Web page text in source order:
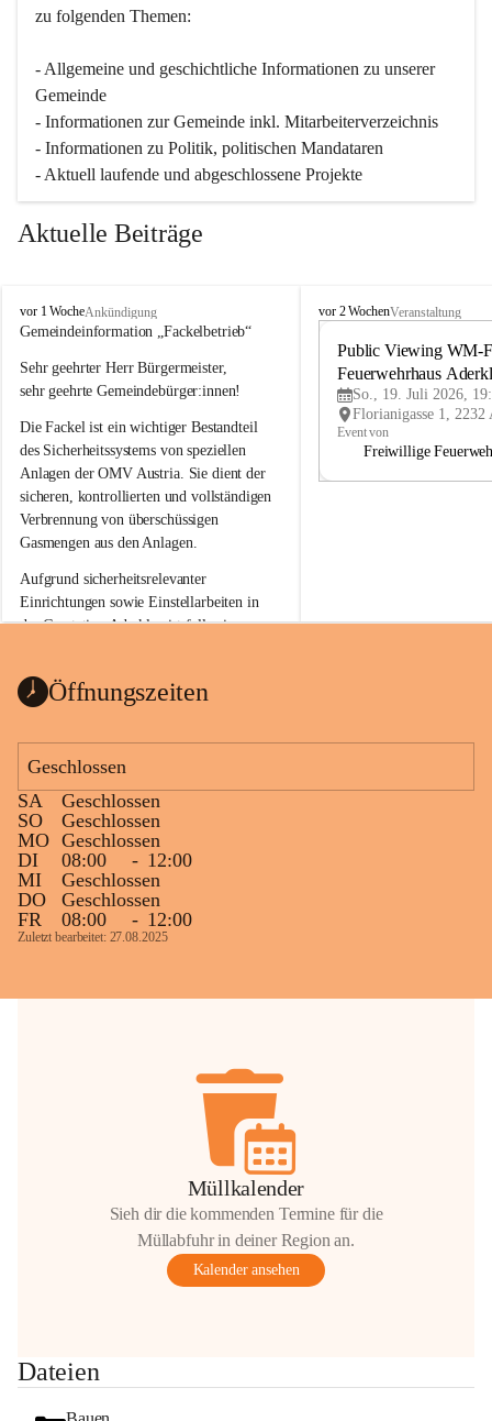
zu folgenden Themen:
- Allgemeine und geschichtliche Informationen zu unserer
Gemeinde
- Informationen zur Gemeinde inkl. Mitarbeiterverzeichnis
- Informationen zu Politik, politischen Mandataren
- Aktuell laufende und abgeschlossene Projekte
Aktuelle Beiträge
A
d
r
k
a
a
vor 1 WocheAnkündigung
Gemeindeinformation „Fackelbetrieb“
Sehr geehrter Herr Bürgermeister,
sehr geehrte Gemeindebürger:innen!
Die Fackel ist ein wichtiger Bestandteil
des Sicherheitssystems von speziellen
Anlagen der OMV Austria. Sie dient der
sicheren, kontrollierten und vollständigen
Verbrennung von überschüssigen
Gasmengen aus den Anlagen.
Aufgrund sicherheitsrelevanter
Einrichtungen sowie Einstellarbeiten in
der Gasstation Aderklaa ist fallweise
kommenden Tagen und Wochen wird
sein.
Die OMV Austria ist bemüht, für die
Bevölkerung ungewohnte, jedoch
technisch notwendige Betriebszustände so
kurz wie möglich zu halten.
Wir bitten daher die umliegende
Bevölkerung um Verständnis.
anrainer-service@omv.com
Bei Fragen, Anliegen oder Beschwerden.
Die OMV wird im Zuge von
A
vor 2 WochenVeranstaltung
Public Viewing WM-
Feuerwehrhaus
So., 19. Juli 2026,
Event von
Freiwillige
Öffnungszeiten
Geschlossen
SA
Geschlossen
SO
Geschlossen
MO Geschlossen
DI
08:00 - 12:00
MI
Geschlossen
DO
Geschlossen
FR
08:00 - 12:00
Zuletzt bearbeitet: 27.08.2025
Müllkalender
Sieh dir die kommenden Termine für die
Müllabfuhr in deiner Region an.
Kalender ansehen
Dateien